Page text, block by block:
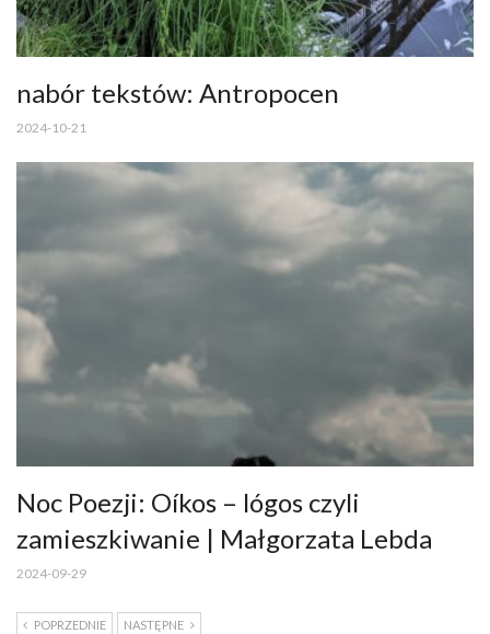
nabór tekstów: Antropocen
2024-10-21
Noc Poezji: Oíkos – lógos czyli
zamieszkiwanie | Małgorzata Lebda
2024-09-29
POPRZEDNIE NASTĘPNE